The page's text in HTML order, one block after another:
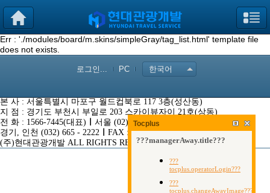
Err : './modules/board/m.skins/simpleGray/tag_list.html' template file
does not exists.
로그인... PC 한국어
본 사 : 서울특별시 마포구 월드컵북로 117 3층(성산동)
지 점 : 경기도 부천시 부일로 203 스카이뷰자이 21호(상동)
전 화 : 1566-7445(대표)
서울 (02) 3272 - 2500
경기, 인천 (032) 665 - 2222
FAX : (032) 653 - 3333
(주)현대관광개발 ALL RIGHTS RESERVED
Tocplus